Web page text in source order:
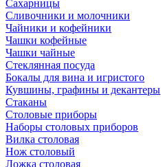
Сахарницы
Сливочники и молочники
Чайники и кофейники
Чашки кофейные
Чашки чайные
Стеклянная посуда
Бокалы для вина и игристого
Кувшины, графины и декантеры
Стаканы
Столовые приборы
Наборы столовых приборов
Вилка столовая
Нож столовый
Ложка столовая